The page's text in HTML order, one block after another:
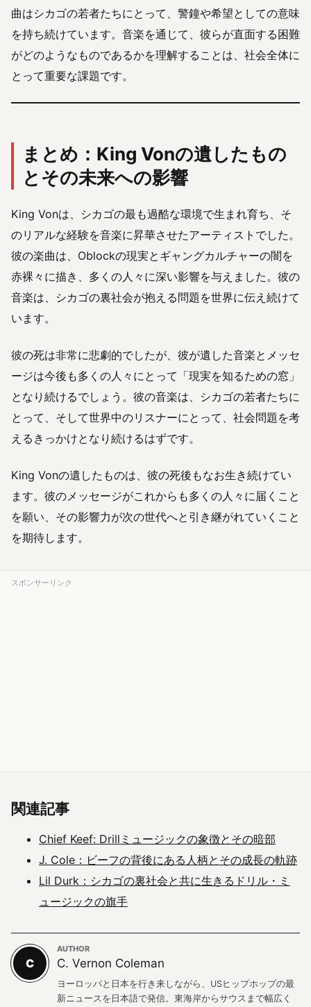
曲はシカゴの若者たちにとって、警鐘や希望としての意味
を持ち続けています。音楽を通じて、彼らが直面する困難
がどのようなものであるかを理解することは、社会全体に
とって重要な課題です。
まとめ：King Vonの遺したもの
とその未来への影響
King Vonは、シカゴの最も過酷な環境で生まれ育ち、そ
のリアルな経験を音楽に昇華させたアーティストでした。
彼の楽曲は、Oblockの現実とギャングカルチャーの闇を
赤裸々に描き、多くの人々に深い影響を与えました。彼の
音楽は、シカゴの裏社会が抱える問題を世界に伝え続けて
います。
彼の死は非常に悲劇的でしたが、彼が遺した音楽とメッセ
ージは今後も多くの人々にとって「現実を知るための窓」
となり続けるでしょう。彼の音楽は、シカゴの若者たちに
とって、そして世界中のリスナーにとって、社会問題を考
えるきっかけとなり続けるはずです。
King Vonの遺したものは、彼の死後もなお生き続けてい
ます。彼のメッセージがこれからも多くの人々に届くこと
を願い、その影響力が次の世代へと引き継がれていくこと
を期待します。
スポンサーリンク
関連記事
Chief Keef: Drillミュージックの象徴とその暗部
J. Cole：ビーフの背後にある人柄とその成長の軌跡
Lil Durk：シカゴの裏社会と共に生きるドリル・ミ
ュージックの旗手
C
AUTHOR
C. Vernon Coleman
ヨーロッパと日本を行き来しながら、USヒップホップの最
新ニュースを日本語で発信。東海岸からサウスまで幅広く